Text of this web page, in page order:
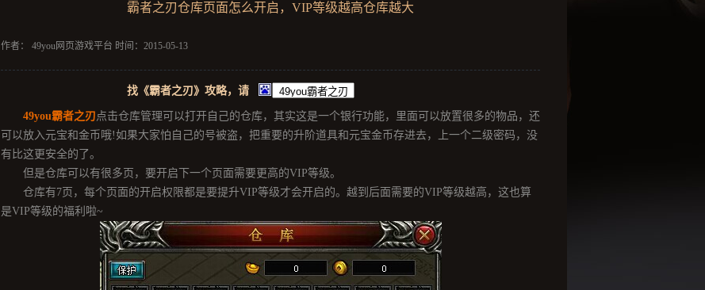
霸者之刃仓库页面怎么开启，VIP等级越高仓库越大
作者： 49you网页游戏平台 时间：2015-05-13
找《霸者之刃》攻略，请
49you霸者之刃点击仓库管理可以打开自己的仓库，其实这是一个银行功能，里面可以放置很多的物品，还
可以放入元宝和金币哦!如果大家怕自己的号被盗，把重要的升阶道具和元宝金币存进去，上一个二级密码，没
有比这更安全的了。
但是仓库可以有很多页，要开启下一个页面需要更高的VIP等级。
仓库有7页，每个页面的开启权限都是要提升VIP等级才会开启的。越到后面需要的VIP等级越高，这也算
是VIP等级的福利啦~